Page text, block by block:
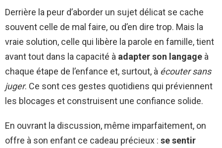
Derrière la peur d’aborder un sujet délicat se cache
souvent celle de mal faire, ou d’en dire trop. Mais la
vraie solution, celle qui libère la parole en famille, tient
avant tout dans la capacité à adapter son langage à
chaque étape de l’enfance et, surtout, à écouter sans
juger. Ce sont ces gestes quotidiens qui préviennent
les blocages et construisent une confiance solide.
En ouvrant la discussion, même imparfaitement, on
offre à son enfant ce cadeau précieux : se sentir